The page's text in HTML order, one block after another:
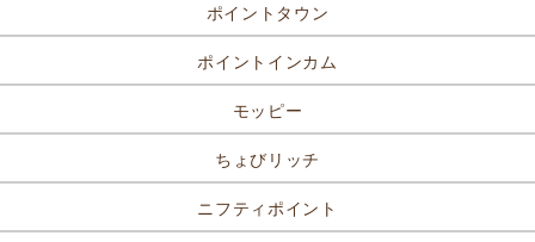
ポイントタウン
ポイントインカム
モッピー
ちょびリッチ
ニフティポイント